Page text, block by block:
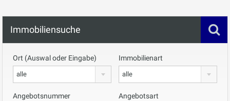
Immobiliensuche
Ort (Auswal oder Eingabe)
alle
Immobilienart
alle
Angebotsnummer Angebotsart